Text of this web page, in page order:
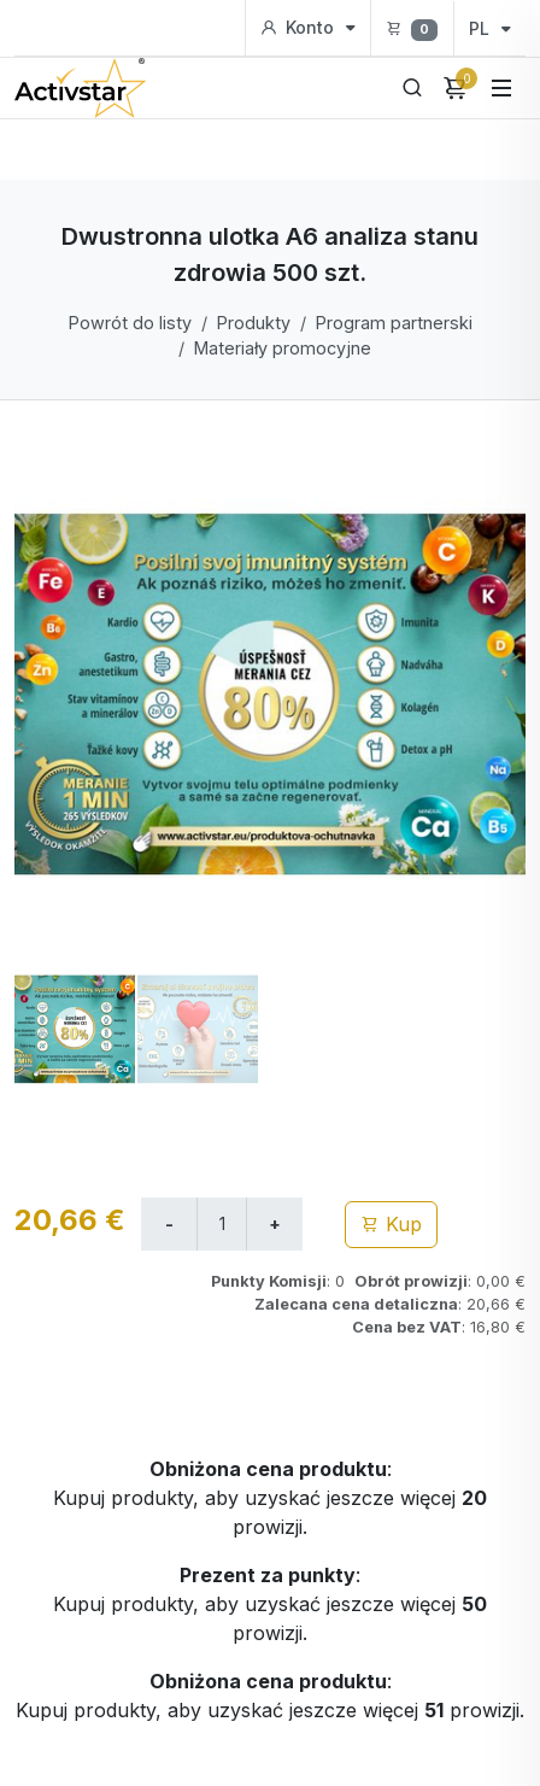
Konto 0 PL
0
Dwustronna ulotka A6 analiza stanu
zdrowia 500 szt.
Powrót do listy Produkty
Program partnerski
Materiały promocyjne
20,66 € Kup
Punkty Komisji: 0 Obrót prowizji: 0,00 €
Zalecana cena detaliczna: 20,66 €
Cena bez VAT: 16,80 €
Obniżona cena produktu:
Kupuj produkty, aby uzyskać jeszcze więcej 20
prowizji.
Prezent za punkty:
Kupuj produkty, aby uzyskać jeszcze więcej 50
prowizji.
Obniżona cena produktu:
Kupuj produkty, aby uzyskać jeszcze więcej 51 prowizji.